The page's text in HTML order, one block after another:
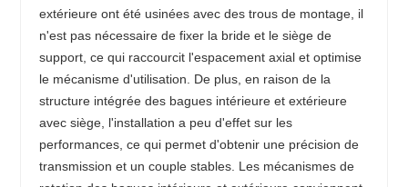
extérieure ont été usinées avec des trous de montage, il
n'est pas nécessaire de fixer la bride et le siège de
support, ce qui raccourcit l'espacement axial et optimise
le mécanisme d'utilisation. De plus, en raison de la
structure intégrée des bagues intérieure et extérieure
avec siège, l'installation a peu d'effet sur les
performances, ce qui permet d'obtenir une précision de
transmission et un couple stables. Les mécanismes de